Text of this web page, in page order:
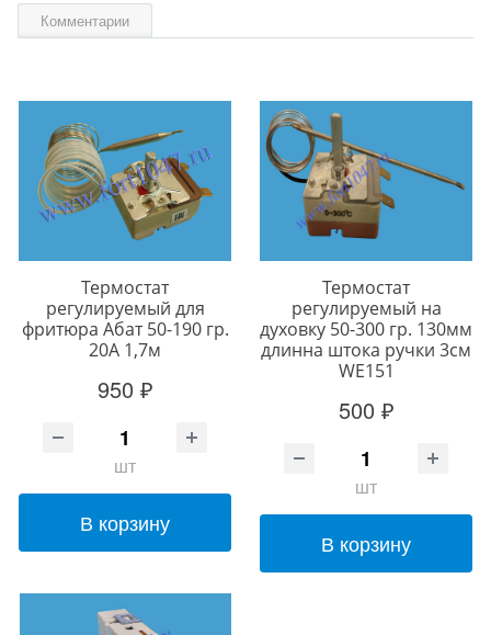
Комментарии
Термостат
регулируемый для
фритюра Абат 50-190 гр.
20A 1,7м
950 ₽
шт
В корзину
Термостат
регулируемый на
духовку 50-300 гр. 130мм
длинна штока ручки 3см
WE151
500 ₽
шт
В корзину